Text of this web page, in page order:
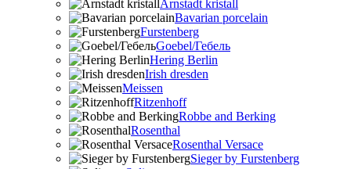
Arnstadt kristall
Bavarian porcelain
Furstenberg
Goebel/Гебель
Hering Berlin
Irish dresden
Meissen
Ritzenhoff
Robbe and Berking
Rosenthal
Rosenthal Versace
Sieger by Furstenberg